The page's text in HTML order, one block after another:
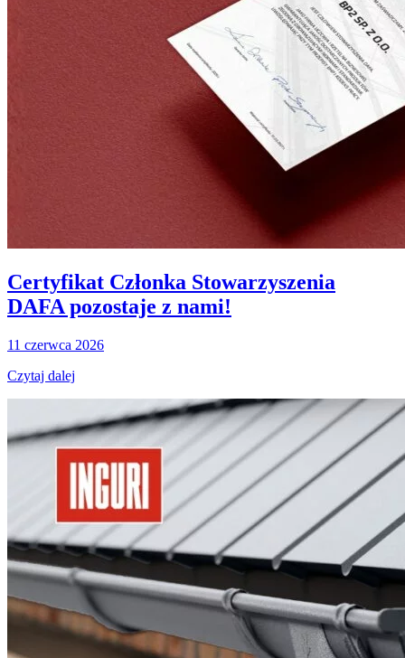
Certyfikat Członka Stowarzyszenia
DAFA pozostaje z nami!
11 czerwca 2026
Czytaj dalej